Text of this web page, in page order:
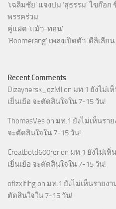
‘เฉลิมชัย’ แจงปม ‘สุธรรม’ ไขก๊อ
พรรคร่วม
คู่แฝด ‘แม้ว-ทอน’
‘Boomerang’ เพลงเปิดตัว ‘ดีลิเลีย
Recent Comments
Dizaynersk_qzMl on มท.1 ยังไม่เ
เยิ่นเย้อ จะตัดสินใจใน 7-15 วัน!
ThomasVes on มท.1 ยังไม่เห็นรา
จะตัดสินใจใน 7-15 วัน!
Creatbotd600rer on มท.1 ยังไม่เห็
เยิ่นเย้อ จะตัดสินใจใน 7-15 วัน!
oflzxlflhg on มท.1 ยังไม่เห็นรายงา
ตัดสินใจใน 7-15 วัน!